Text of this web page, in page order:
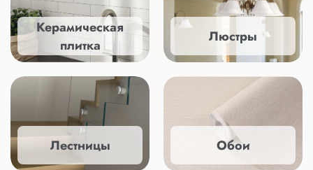
Керамическая
плитка
Люстры
Лестницы Обои